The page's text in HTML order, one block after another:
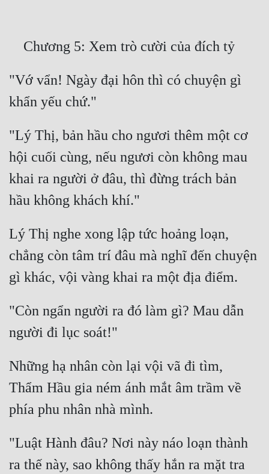
Truyện Nhập Môn
Xa Lộ Dịch
Cung Đấu
Cạnh Kỹ
Cổ Tiên Hiệp
Cổ Đại
Du Hí
Dã Sử
Dị Giới
Góc Nhìn Nữ
Huyền Huyễn
Huyền Nghi
Huyền Ảo
Hài Hước
"Vớ vẩn! Ngày đại hôn thì có chuyện gì
"Lý Thị, bản hầu cho ngươi thêm một cơ
hội cuối cùng, nếu ngươi còn không mau
khai ra người ở đâu, thì đừng trách bản
Lý Thị nghe xong lập tức hoảng loạn,
chẳng còn tâm trí đâu mà nghĩ đến chuyện
"Còn ngẩn người ra đó làm gì? Mau dẫn
Những hạ nhân còn lại vội vã đi tìm,
Thẩm Hầu gia ném ánh mắt âm trầm về
"Luật Hành đâu? Nơi này náo loạn thành
ra thế này, sao không thấy hắn ra mặt tra